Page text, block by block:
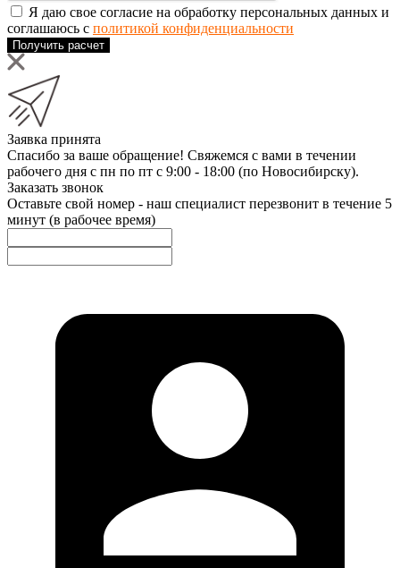
Я даю свое согласие на обработку персональных данных и
соглашаюсь с политикой конфиденциальности
Получить расчет
Заявка принята
Спасибо за ваше обращение! Свяжемся с вами в течении
рабочего дня с пн по пт с 9:00 - 18:00 (по Новосибирску).
Заказать звонок
Оставьте свой номер - наш специалист перезвонит в течение 5
минут (в рабочее время)